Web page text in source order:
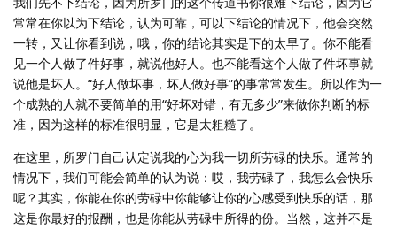
常常在你以为下结论，认为可靠，可以下结论的情况下，他会突然
一转，又让你看到说，哦，你的结论其实是下的太早了。你不能看
见一个人做了件好事，就说他好人。也不能看这个人做了件坏事就
说他是坏人。“好人做坏事，坏人做好事”的事常常发生。所以作为一
个成熟的人就不要简单的用“好坏对错，有无多少”来做你判断的标
准，因为这样的标准很明显，它是太粗糙了。
在这里，所罗门自己认定说我的心为我一切所劳碌的快乐。通常的
情况下，我们可能会简单的认为说：哎，我劳碌了，我怎么会快乐
呢？其实，你能在你的劳碌中你能够让你的心感受到快乐的话，那
这是你最好的报酬，也是你能从劳碌中所得的份。当然，这并不是